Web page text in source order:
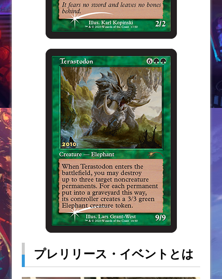
プレリリース・イベントとは